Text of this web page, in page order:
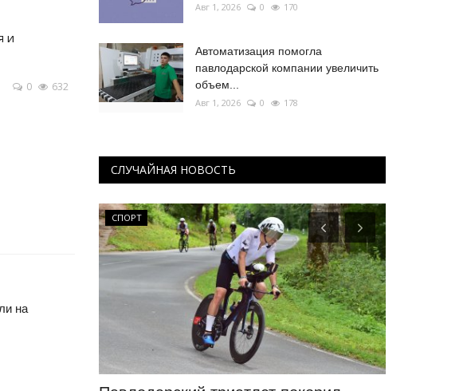
и
0 632
на
Авг 1, 2026 0 170
Автоматизация помогла
павлодарской компании увеличить
объем...
Авг 1, 2026 0 178
СЛУЧАЙНАЯ НОВОСТЬ
СПОРТ